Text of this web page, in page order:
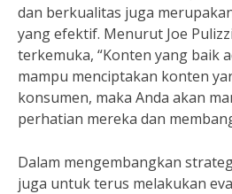
dan berkualitas juga
yang efektif. Menurut Joe
terkemuka, “Konten yang baik
mampu menciptakan konten
konsumen, maka Anda akan
perhatian mereka dan
Dalam mengembangkan
juga untuk terus melakukan